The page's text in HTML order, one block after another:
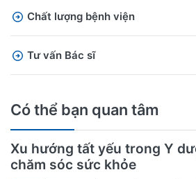
Chất lượng bệnh viện
Tư vấn Bác sĩ
Có thể bạn quan tâm
Xu hướng tất yếu trong Y
chăm sóc sức khỏe